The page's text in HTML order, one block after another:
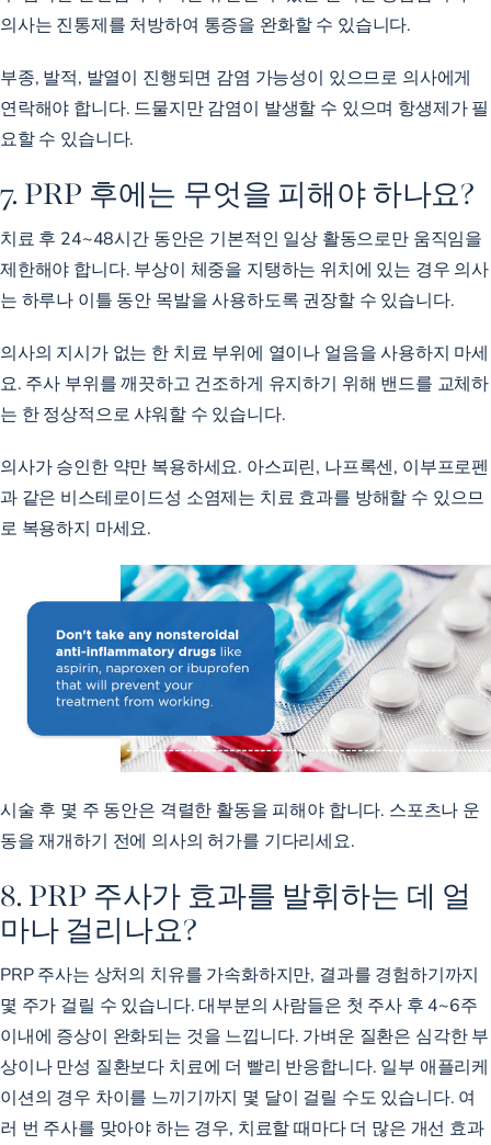
의사는 진통제를 처방하여 통증을 완화할 수 있습니다.
부종, 발적, 발열이 진행되면 감염 가능성이 있으므로 의사에게
연락해야 합니다. 드물지만 감염이 발생할 수 있으며 항생제가 필
요할 수 있습니다.
7. PRP 후에는 무엇을 피해야 하나요?
치료 후 24~48시간 동안은 기본적인 일상 활동으로만 움직임을
제한해야 합니다. 부상이 체중을 지탱하는 위치에 있는 경우 의사
는 하루나 이틀 동안 목발을 사용하도록 권장할 수 있습니다.
의사의 지시가 없는 한 치료 부위에 열이나 얼음을 사용하지 마세
요. 주사 부위를 깨끗하고 건조하게 유지하기 위해 밴드를 교체하
는 한 정상적으로 샤워할 수 있습니다.
의사가 승인한 약만 복용하세요. 아스피린, 나프록센, 이부프로펜
과 같은 비스테로이드성 소염제는 치료 효과를 방해할 수 있으므
로 복용하지 마세요.
시술 후 몇 주 동안은 격렬한 활동을 피해야 합니다. 스포츠나 운
동을 재개하기 전에 의사의 허가를 기다리세요.
8. PRP 주사가 효과를 발휘하는 데 얼
마나 걸리나요?
PRP 주사는 상처의 치유를 가속화하지만, 결과를 경험하기까지
몇 주가 걸릴 수 있습니다. 대부분의 사람들은 첫 주사 후 4~6주
이내에 증상이 완화되는 것을 느낍니다. 가벼운 질환은 심각한 부
상이나 만성 질환보다 치료에 더 빨리 반응합니다. 일부 애플리케
이션의 경우 차이를 느끼기까지 몇 달이 걸릴 수도 있습니다. 여
러 번 주사를 맞아야 하는 경우, 치료할 때마다 더 많은 개선 효과